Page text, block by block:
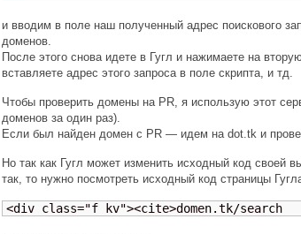
и вводим в поле наш полученный адрес поискового
доменов.
После этого снова идете в Гугл и нажимаете на
вставляете адрес этого запроса в поле скрипта, и тд.
Чтобы проверить домены на PR, я использую этот
доменов за один раз).
Если был найден домен с PR — идем на dot.tk и
Но так как Гугл может изменить исходный код своей
так, то нужно посмотреть исходный код страницы
<div class="f kv"><cite>domen.tk/search